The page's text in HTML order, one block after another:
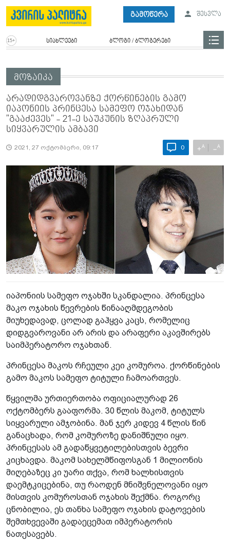
გამოწერა შესვლა
სიახლეები ბლოგი / ბლოგერები
მოზაიკა
არადიდგვაროვანზე ქორწინების გამო
იაპონიის პრინცესა სამეფო ოჯახიდან
"გააძევეს" - 21-ე საუკუნის ზღაპრული
სიყვარულის ამბავი
2021, 27 ოქტომბერი, 09:17 0 +A −A
იაპონიის სამეფო ოჯახში სკანდალია. პრინცესა
მაკო ოჯახის წევრების წინააღმდეგობის
მიუხედავად, ცოლად გაჰყვა კაცს, რომელიც
დიდგვაროვანი არ არის და არაფერი აკავშირებს
საიმპერატორო ოჯახთან.
პრინცესა მაკოს რჩეული კეი კომუროა. ქორწინების
გამო მაკოს სამეფო ტიტული ჩამოართვეს.
წყვილმა ურთიერთობა ოფიციალურად 26
ოქტომბერს გააფორმა. 30 წლის მაკომ, ტიტულს
სიყვარული ამჯობინა. მან ჯერ კიდევ 4 წლის წინ
განაცხადა, რომ კომუროზე დანიშნული იყო.
პრინცესას ამ გადაწყვეტილებისთვის ბევრი
კიცხავდა. მაკომ სახელმწიფოსგან 1 მილიონის
მიღებაზეც კი უარი თქვა, რომ ხალხისთვის
დაემტკიცებინა, თუ რაოდენ მნიშვნელოვანი იყო
მისთვის კომუროსთან ოჯახის შექმნა. როგორც
ცნობილია, ეს თანხა სამეფო ოჯახის დატოვების
შემთხვევაში გადაეცემათ იმპერატორის
ნათესავებს.